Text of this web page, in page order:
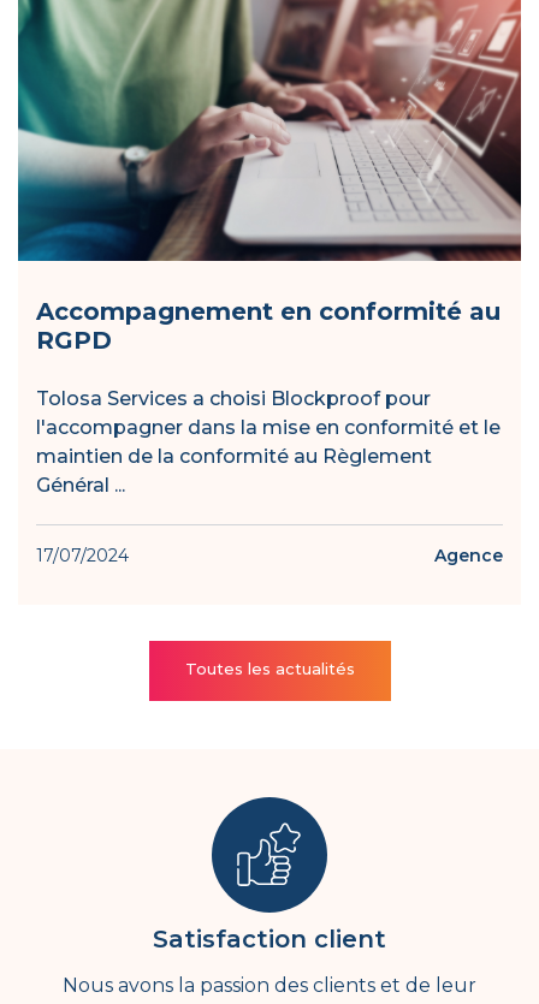
Accompagnement en conformité au
RGPD
Tolosa Services a choisi Blockproof pour
l'accompagner dans la mise en conformité et le
maintien de la conformité au Règlement
Général ...
17/07/2024 Agence
Toutes les actualités
Satisfaction client
Nous avons la passion des clients et de leur